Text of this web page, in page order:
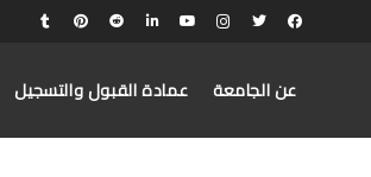
عن الجامعة عمادة القبول والتسجيل